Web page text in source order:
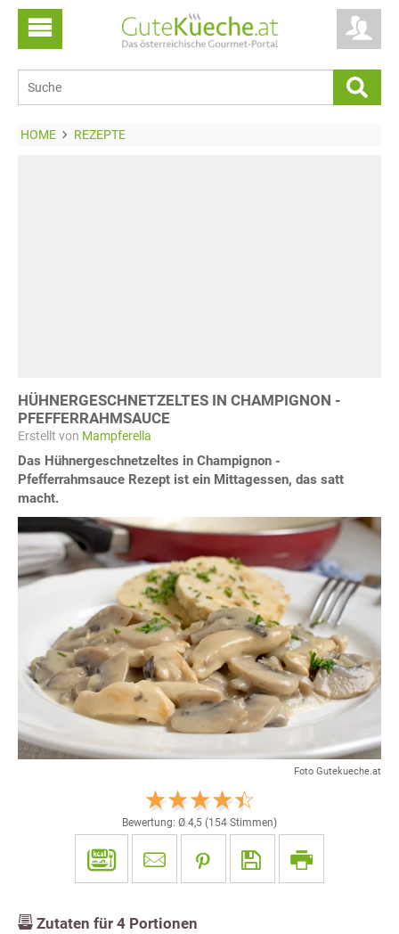
HOME REZEPTE
HÜHNERGESCHNETZELTES IN CHAMPIGNON -
PFEFFERRAHMSAUCE
Erstellt von Mampferella
Das Hühnergeschnetzeltes in Champignon -
Pfefferrahmsauce Rezept ist ein Mittagessen, das satt
macht.
Foto Gutekueche.at
Bewertung: Ø 4,5 (154 Stimmen)
Zutaten für 4 Portionen